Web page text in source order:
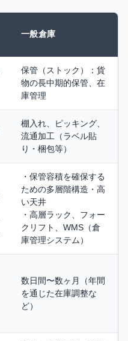
一般倉庫
保管（ストック）：貨
物の長中期的保管、在
庫管理
棚入れ、ピッキング、
流通加工（ラベル貼
り・梱包等）
・保管容積を確保する
ための多層階構造・高
い天井
・高層ラック、フォー
クリフト、WMS（倉
庫管理システム）
数日間〜数ヶ月（年間
を通じた在庫調整な
ど）